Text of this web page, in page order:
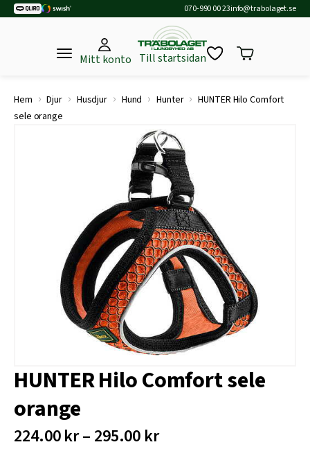
070-990 00 23info@trabolaget.se
Mitt konto Till startsidan
Hem › Djur › Husdjur › Hund › Hunter › HUNTER Hilo Comfort
sele orange
HUNTER Hilo Comfort sele
orange
224.00 kr – 295.00 kr